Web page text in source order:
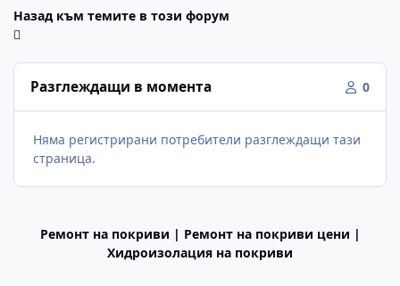
Назад към темите в този форум
Разглеждащи в момента 0
Няма регистрирани потребители разглеждащи тази
страница.
Ремонт на покриви | Ремонт на покриви цени |
Хидроизолация на покриви